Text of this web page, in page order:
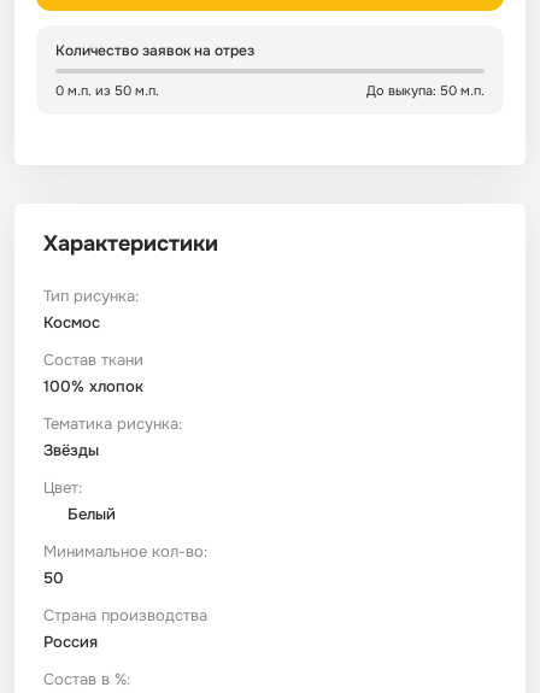
Количество заявок на отрез
0 м.п. из 50 м.п. До выкупа: 50 м.п.
Характеристики
Тип рисунка:
Космос
Состав ткани
100% хлопок
Тематика рисунка:
Звёзды
Цвет:
Белый
Минимальное кол-во:
50
Страна производства
Россия
Состав в %:
Сатин
Сатин Страйп
Сатин Твил
Сетка
ТиСи Твил
Трикотаж
Тюль
Фланель
Футер
Шелк Армани
Зеленый
Детский
Город / архитектура
Морская тема
Космос
Техника / транспорт
Имитации материалов